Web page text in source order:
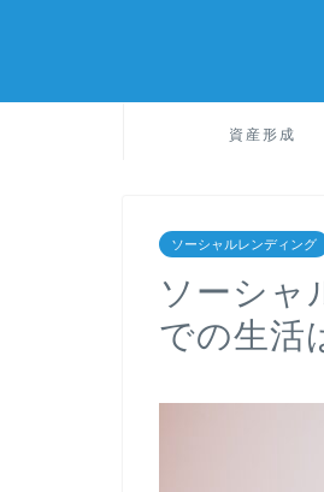
資産形成
ソーシャルレンディング
ソーシャ
での生活